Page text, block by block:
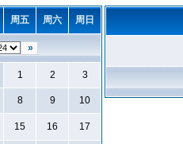
周五 周六 周日
»
1 2 3
8 9 10
15 16 17